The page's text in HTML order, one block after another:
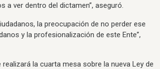
ver dentro del dictamen”, aseguró.
la preocupación de no perder ese
y la profesionalización de este Ente”,
la cuarta mesa sobre la nueva Ley de